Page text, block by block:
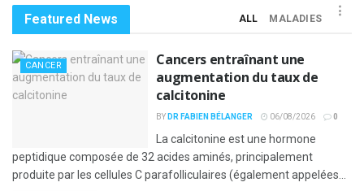
Featured News ALL MALADIES
CANCER
Cancers entraînant une
augmentation du taux de
calcitonine
BY DR FABIEN BÉLANGER 06/08/2026 0
La calcitonine est une hormone
peptidique composée de 32 acides aminés, principalement
produite par les cellules C parafolliculaires (également appelées...